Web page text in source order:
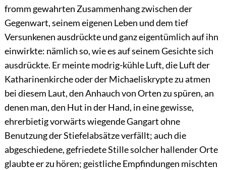
fromm gewahrten Zusammenhang zwischen der
Gegenwart, seinem eigenen Leben und dem tief
Versunkenen ausdrückte und ganz eigentümlich auf ihn
einwirkte: nämlich so, wie es auf seinem Gesichte sich
ausdrückte. Er meinte modrig-kühle Luft, die Luft der
Katharinenkirche oder der Michaeliskrypte zu atmen
bei diesem Laut, den Anhauch von Orten zu spüren, an
denen man, den Hut in der Hand, in eine gewisse,
ehrerbietig vorwärts wiegende Gangart ohne
Benutzung der Stiefelabsätze verfällt; auch die
abgeschiedene, gefriedete Stille solcher hallender Orte
glaubte er zu hören; geistliche Empfindungen mischten